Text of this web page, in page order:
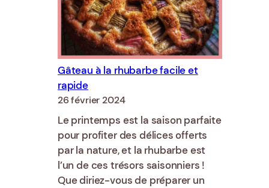
l’emporte-
pièce
Gâteau à la rhubarbe facile et
rapide
26 février 2024
Le printemps est la saison parfaite
pour profiter des délices offerts
par la nature, et la rhubarbe est
l’un de ces trésors saisonniers !
Que diriez-vous de préparer un